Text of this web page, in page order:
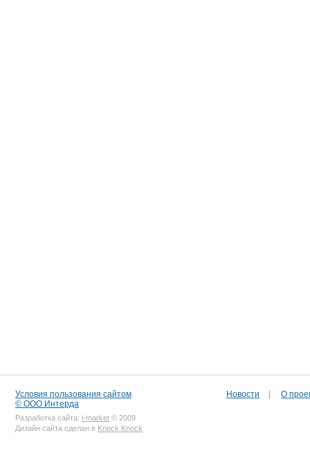
Условия пользования сайтом
© ООО Интерда
Разработка сайта: i-market © 2009
Дизайн сайта сделан в Knock Knock
Новости О